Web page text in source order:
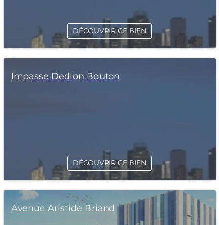
DÉCOUVRIR CE BIEN
Impasse Dedion Bouton
DÉCOUVRIR CE BIEN
Avenue Aristide Briand